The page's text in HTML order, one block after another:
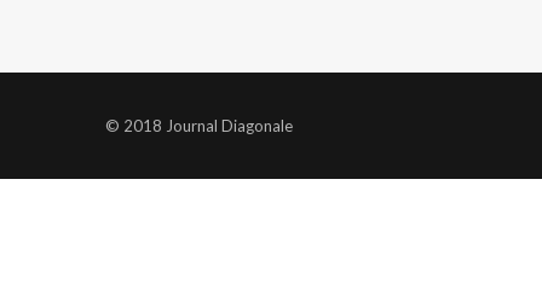
© 2018 Journal Diagonale